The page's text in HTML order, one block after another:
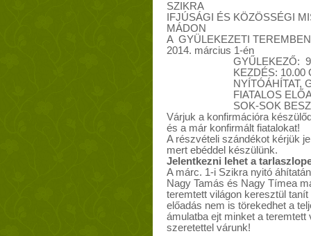
SZIKRA
IFJÚSÁGI ÉS KÖZÖSSÉGI
MÁDON
A GYÜLEKEZETI TEREMBEN
2014. március 1-én
GYŰLEKEZŐ:
KEZDÉS: 10.00
NYÍTÓÁHÍTAT,
FIATALOS
SOK-SOK
Várjuk a konfirmációra készülő
és a már konfirmált fiatalokat!
A részvételi szándékot kérjük
mert ebéddel készülünk.
Jelentkezni lehet a
A márc. 1-i Szikra nyitó
Nagy Tamás és Nagy Tímea m
teremtett világon keresztül tanít
előadás nem is törekedhet a
ámulatba ejt minket a
szeretettel várunk!